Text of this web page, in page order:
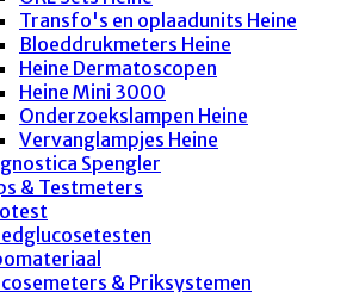
Transfo's en oplaadunits Heine
Bloeddrukmeters Heine
Heine Dermatoscopen
Heine Mini 3000
Onderzoekslampen Heine
Vervanglampjes Heine
Spengler
& Testmeters
& Priksystemen